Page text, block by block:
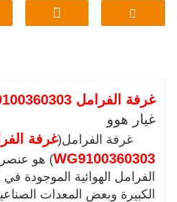
غرفة الفرامل HOWO WG9100360303
غيار هوو
غرفة الفرامل(
WG9100360303) هو
الفرامل الهوائية الموجودة في
الكبيرة وبعض المعدات